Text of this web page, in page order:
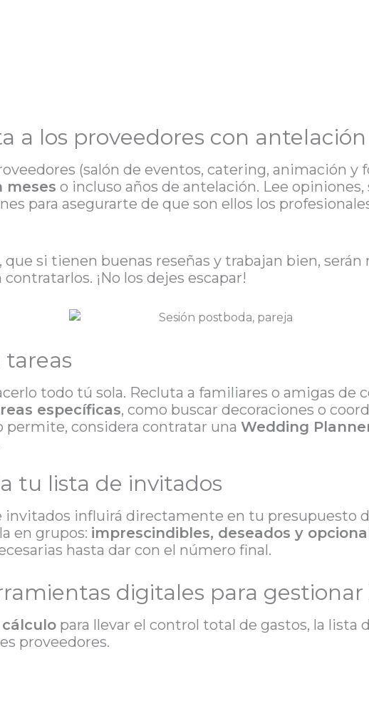
a los proveedores con antelación
(salón de eventos, catering, animación y
meses o incluso años de antelación. Lee
para asegurarte de que son ellos los
que si tienen buenas reseñas y trabajan bien, serán
¡No los dejes escapar!
tareas
todo tú sola. Recluta a familiares o amigas de
específicas, como buscar decoraciones o
permite, considera contratar unaWedding
tu lista de invitados
invitados influirá directamente en tu presupuesto
en grupos: imprescindibles, deseados y
hasta dar con el número final.
digitales para
cálculo para llevar el control total de gastos, la lista
proveedores.